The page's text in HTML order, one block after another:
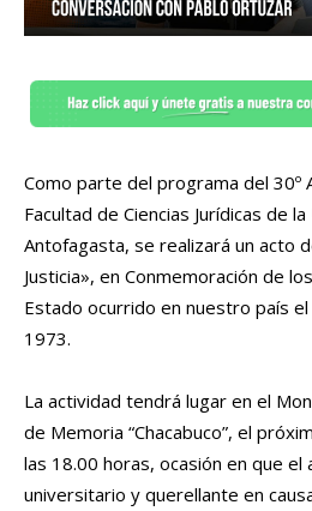
Como parte del programa del 30º
Facultad de Ciencias Jurídicas de
Antofagasta, se realizará un acto
Justicia», en Conmemoración de
Estado ocurrido en nuestro país
1973.
La actividad tendrá lugar en el
de Memoria “Chacabuco”, el
las 18.00 horas, ocasión en que
universitario y querellante en